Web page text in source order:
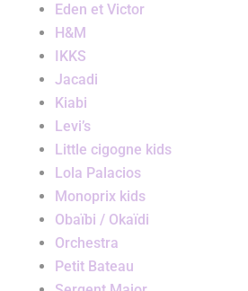
Eden et Victor
H&M
IKKS
Jacadi
Kiabi
Levi’s
Little cigogne kids
Lola Palacios
Monoprix kids
Obaïbi / Okaïdi
Orchestra
Petit Bateau